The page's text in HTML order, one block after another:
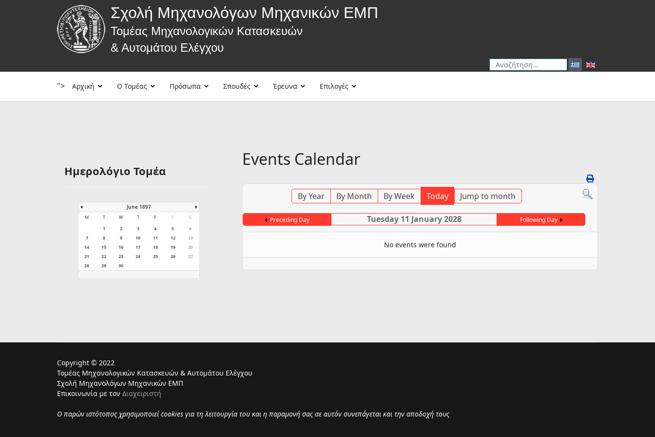
Σχολή Μηχανολόγων Μηχανικών ΕΜΠ
Τομέας Μηχανολογικών Κατασκευών
& Αυτομάτου Ελέγχου
Αναζήτηση
">
Αρχική Ο Τομέας Πρόσωπα Σπουδές Έρευνα Επιλογές
Ημερολόγιο Τομέα
June 1897
M T W T F S
S
1
2 3 4 5
6
7
8 9 10 11 12
13
14
15 16 17 18 19
20
21
22 23 24 25 26
27
28
29 30
Events Calendar
By Year By Month By Week Today Jump to month
Preceding Day Tuesday 11 January 2028 Following Day
No events were found
Copyright © 2022
Τομέας Μηχανολογικών Κατασκευών & Αυτομάτου Ελέγχου
Σχολή Μηχανολόγων Μηχανικών ΕΜΠ
Επικοινωνία με τον Διαχειριστή
Ο παρών ιστότοπος χρησιμoποιεί cookies για τη λειτουργία του και η παραμονή σας σε αυτόν συνεπάγεται και την αποδοχή τους